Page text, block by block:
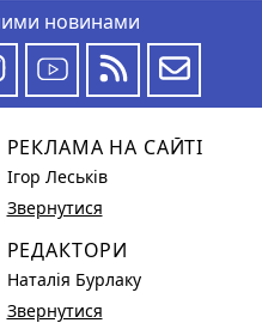
новинами
РЕКЛАМА НА САЙТІ
Ігор Леськів
Звернутися
РЕДАКТОРИ
Наталія Бурлаку
Звернутися